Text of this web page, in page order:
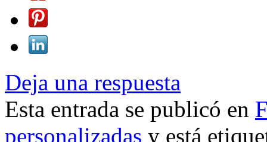
Deja una respuesta
Esta entrada se publicó en
personalizadas y está